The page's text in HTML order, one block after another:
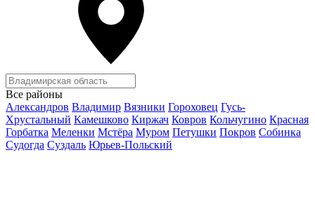
Все районы
Александров Владимир Вязники Гороховец Гусь-
Хрустальный Камешково Киржач Ковров Кольчугино Красная
Горбатка Меленки Мстёра Муром Петушки Покров Собинка
Судогда Суздаль Юрьев-Польский